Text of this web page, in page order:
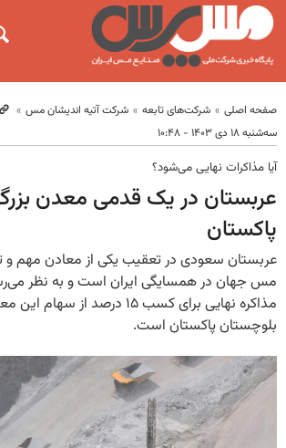
صفحه اصلی شرکت‌های تابعه شرکت آتیه اندیشان مس
سه‌شنبه ۱۸ دی ۱۴۰۳ - ۱۰:۴۸
آیا مذاکرات نهایی می‌شود؟
عربستان در یک قدمی معدن
پاکستان
عربستان سعودی در تعقیب یکی از معادن مهم و
مس جهان در همسایگی ایران است و به نظر
مذاکره نهایی برای کسب ۱۵ درصد از
بلوچستان پاکستان است.